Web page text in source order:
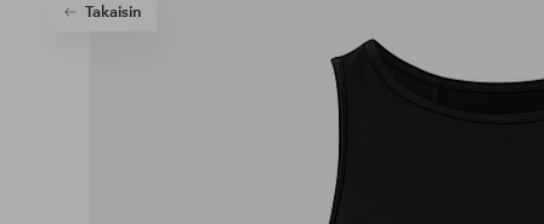
Takaisin